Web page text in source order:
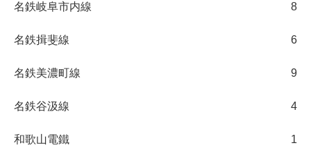
名鉄岐阜市内線 8
名鉄揖斐線 6
名鉄美濃町線 9
名鉄谷汲線 4
和歌山電鐵 1